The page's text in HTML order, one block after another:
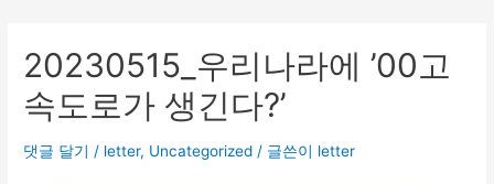
20230515_우리나라에 ’00고
속도로가 생긴다?’
댓글 달기 / letter, Uncategorized / 글쓴이 letter